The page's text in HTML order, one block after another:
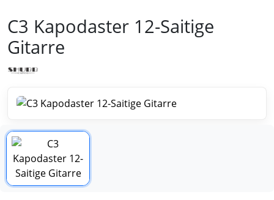
C3 Kapodaster 12-Saitige
Gitarre